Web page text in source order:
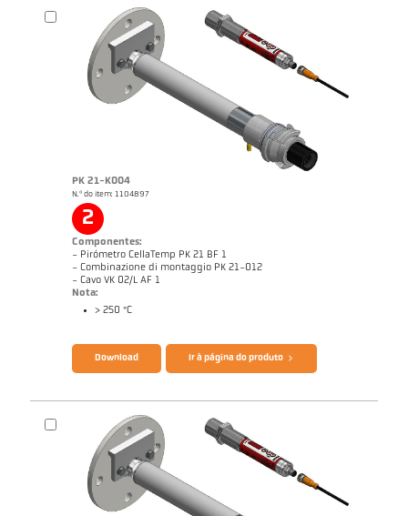
PK 21-K004
N.º do item: 1104897
2
Componentes:
- Pirómetro CellaTemp PK 21 BF 1
- Combinazione di montaggio PK 21-012
- Cavo VK 02/L AF 1
Nota:
> 250 °C
Download Ir à página do produto